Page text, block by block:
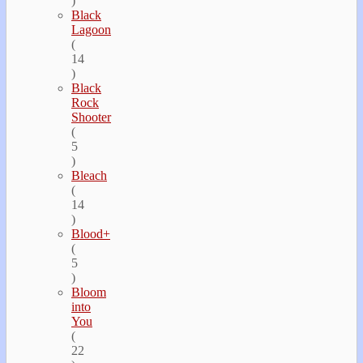
Black
Lagoon
(
14
)
Black
Rock
Shooter
(
5
)
Bleach
(
14
)
Blood+
(
5
)
Bloom
into
You
(
22